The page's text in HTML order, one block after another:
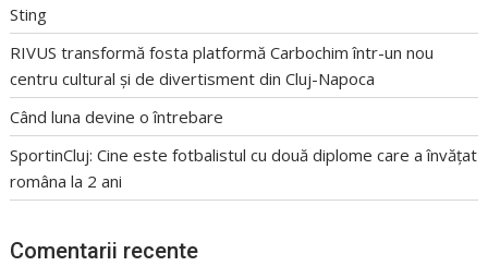
Sting
RIVUS transformă fosta platformă Carbochim într-un nou
centru cultural și de divertisment din Cluj-Napoca
Când luna devine o întrebare
SportinCluj: Cine este fotbalistul cu două diplome care a învățat
româna la 2 ani
Comentarii recente